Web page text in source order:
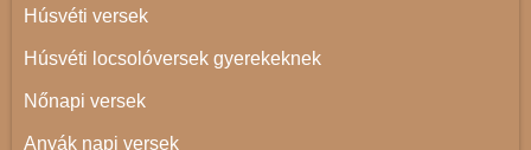
Húsvéti versek
Húsvéti locsolóversek gyerekeknek
Nőnapi versek
Anyák napi versek